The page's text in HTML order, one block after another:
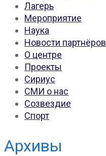
Лагерь
Мероприятие
Наука
Новости партнёров
О центре
Проекты
Сириус
СМИ о нас
Созвездие
Спорт
Архивы